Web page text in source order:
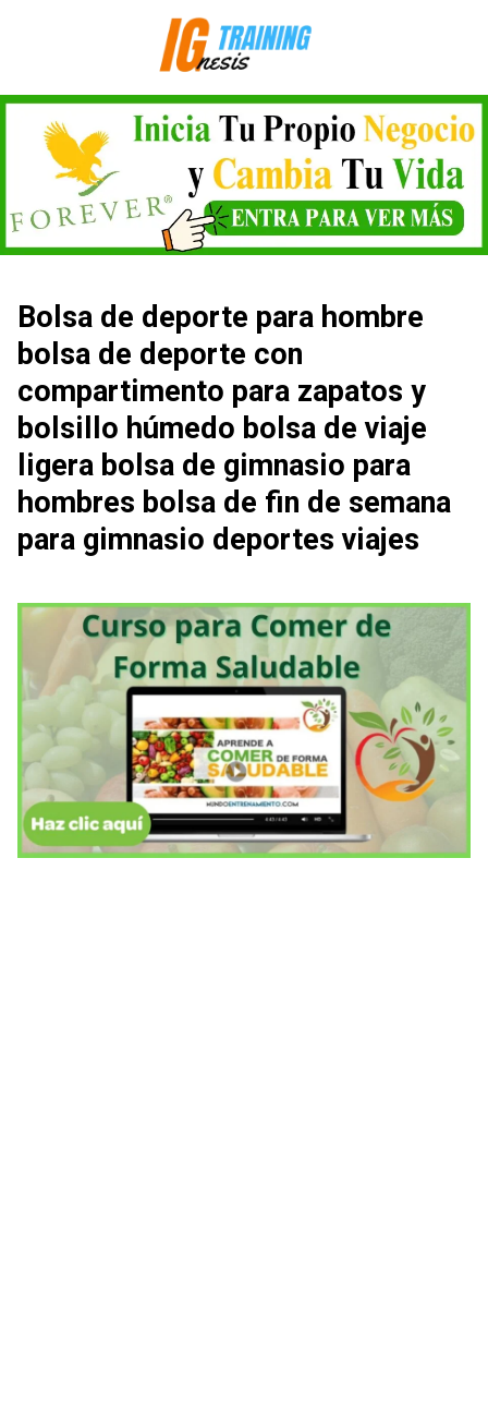
Bolsa de deporte para hombre
bolsa de deporte con
compartimento para zapatos y
bolsillo húmedo bolsa de viaje
ligera bolsa de gimnasio para
hombres bolsa de fin de semana
para gimnasio deportes viajes